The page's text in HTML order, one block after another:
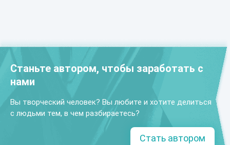
Станьте автором, чтобы заработать с
нами
Вы творческий человек? Вы любите и хотите делиться
с людьми тем, в чем разбираетесь?
Стать автором